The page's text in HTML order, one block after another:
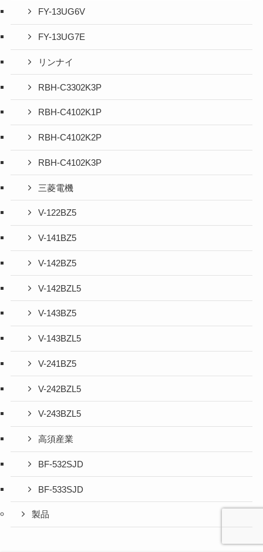
FY-13UG6V
FY-13UG7E
リンナイ
RBH-C3302K3P
RBH-C4102K1P
RBH-C4102K2P
RBH-C4102K3P
三菱電機
V-122BZ5
V-141BZ5
V-142BZ5
V-142BZL5
V-143BZ5
V-143BZL5
V-241BZ5
V-242BZL5
V-243BZL5
高須産業
BF-532SJD
BF-533SJD
製品